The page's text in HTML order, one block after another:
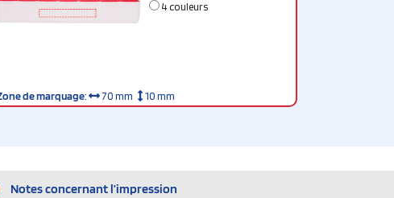
4 couleurs
de marquage: 70 mm 10 mm
Notes concernant l’impression